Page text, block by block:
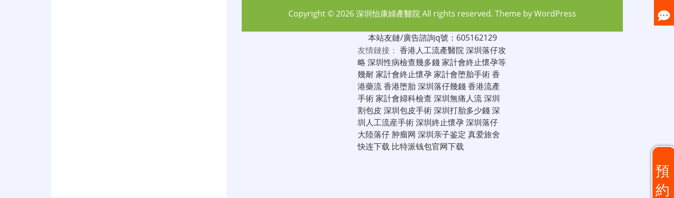
預
約
Copyright © 2026深圳怡康婦產醫院All rights reserved. Theme byWordPress
本站友鏈/廣告諮詢q號：605162129
友情鏈接： 香港人工流產醫院深圳落仔攻
略 深圳性病檢查幾多錢家計會終止懷孕等
幾耐家計會終止懷孕家計會堕胎手術香
港藥流香港堕胎深圳落仔幾錢香港流產
手術家計會婦科檢查 深圳無痛人流深圳
割包皮 深圳包皮手術深圳打胎多少錢深
圳人工流産手術深圳終止懷孕深圳落仔
大陸落仔 肿瘤网 深圳亲子鉴定 真爱旅舍
快连下载 比特派钱包官网下载